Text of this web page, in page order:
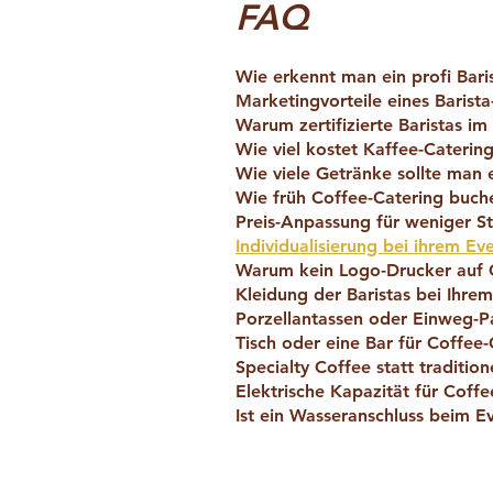
FAQ
Wie erkennt man ein profi
Marketingvorteile eines
Warum zertifizierte Baristas
Wie viel kostet Kaffee-
Wie viele Getränke sollte man
Wie früh Coffee-Catering
Preis-Anpassung für weniger
Individualisierung bei ihrem
Warum kein Logo-Drucker auf
Kleidung der Baristas bei
Porzellantassen oder Einweg-
Tisch oder eine Bar für Coffee-
Specialty Coffee statt
Elektrische Kapazität für
Ist ein Wasseranschluss beim